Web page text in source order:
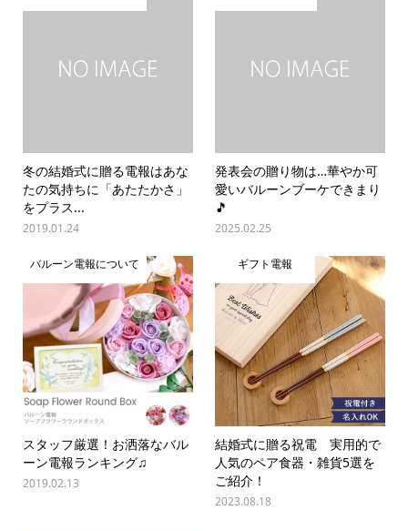
冬の結婚式に贈る電報はあな
たの気持ちに「あたたかさ」
をプラス...
2019.01.24
発表会の贈り物は…華やか可
愛いバルーンブーケできまり
🎵
2025.02.25
バルーン電報について
スタッフ厳選！お洒落なバル
ーン電報ランキング♫
2019.02.13
ギフト電報
結婚式に贈る祝電 実用的で
人気のペア食器・雑貨5選を
ご紹介！
2023.08.18